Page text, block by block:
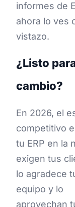
informes de
ahora lo ves
vistazo.
¿Listo
cambio?
En 2026, el
competitivo
tu ERP en la
exigen tus
lo agradece
equipo y lo
aprovechan